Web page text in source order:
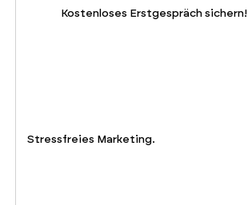
Kostenloses Erstgespräch sichern!
Stressfreies Marketing.